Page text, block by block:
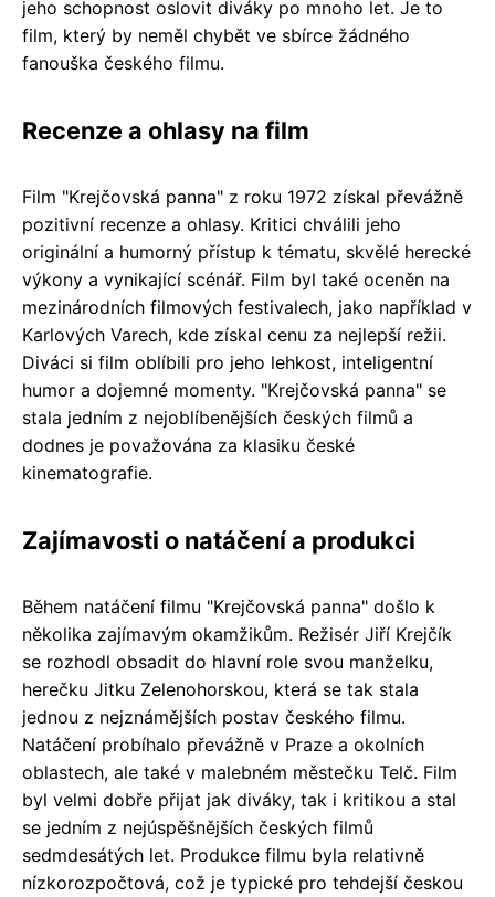
jeho schopnost oslovit diváky po mnoho let. Je to
film, který by neměl chybět ve sbírce žádného
fanouška českého filmu.
Recenze a ohlasy na film
Film "Krejčovská panna" z roku 1972 získal převážně
pozitivní recenze a ohlasy. Kritici chválili jeho
originální a humorný přístup k tématu, skvělé herecké
výkony a vynikající scénář. Film byl také oceněn na
mezinárodních filmových festivalech, jako například v
Karlových Varech, kde získal cenu za nejlepší režii.
Diváci si film oblíbili pro jeho lehkost, inteligentní
humor a dojemné momenty. "Krejčovská panna" se
stala jedním z nejoblíbenějších českých filmů a
dodnes je považována za klasiku české
kinematografie.
Zajímavosti o natáčení a produkci
Během natáčení filmu "Krejčovská panna" došlo k
několika zajímavým okamžikům. Režisér Jiří Krejčík
se rozhodl obsadit do hlavní role svou manželku,
herečku Jitku Zelenohorskou, která se tak stala
jednou z nejznámějších postav českého filmu.
Natáčení probíhalo převážně v Praze a okolních
oblastech, ale také v malebném městečku Telč. Film
byl velmi dobře přijat jak diváky, tak i kritikou a stal
se jedním z nejúspěšnějších českých filmů
sedmdesátých let. Produkce filmu byla relativně
nízkorozpočtová, což je typické pro tehdejší českou